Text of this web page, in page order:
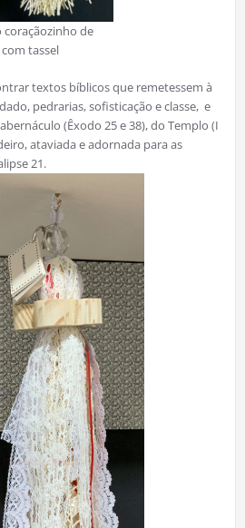
de
tassel
textos bíblicos que remetessem à
pedrarias, sofisticação e classe, e
(Êxodo 25 e 38), do Templo (I
ataviada e adornada para as
21.